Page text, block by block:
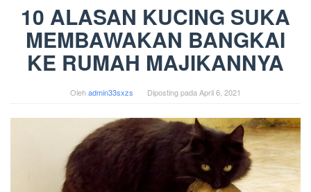
10 ALASAN KUCING SUKA
MEMBAWAKAN BANGKAI
KE RUMAH MAJIKANNYA
Olehadmin33sxzs Diposting pada April 6, 2021